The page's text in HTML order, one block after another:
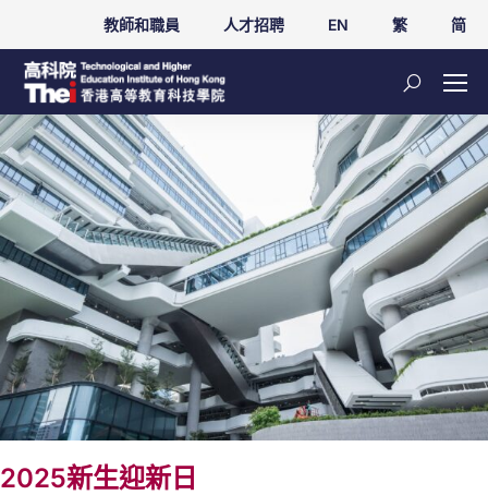
教師和職員 人才招聘 EN 繁 简
2025新生迎新日